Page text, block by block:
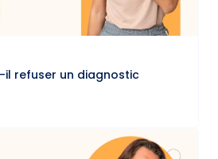
refuser un diagnostic